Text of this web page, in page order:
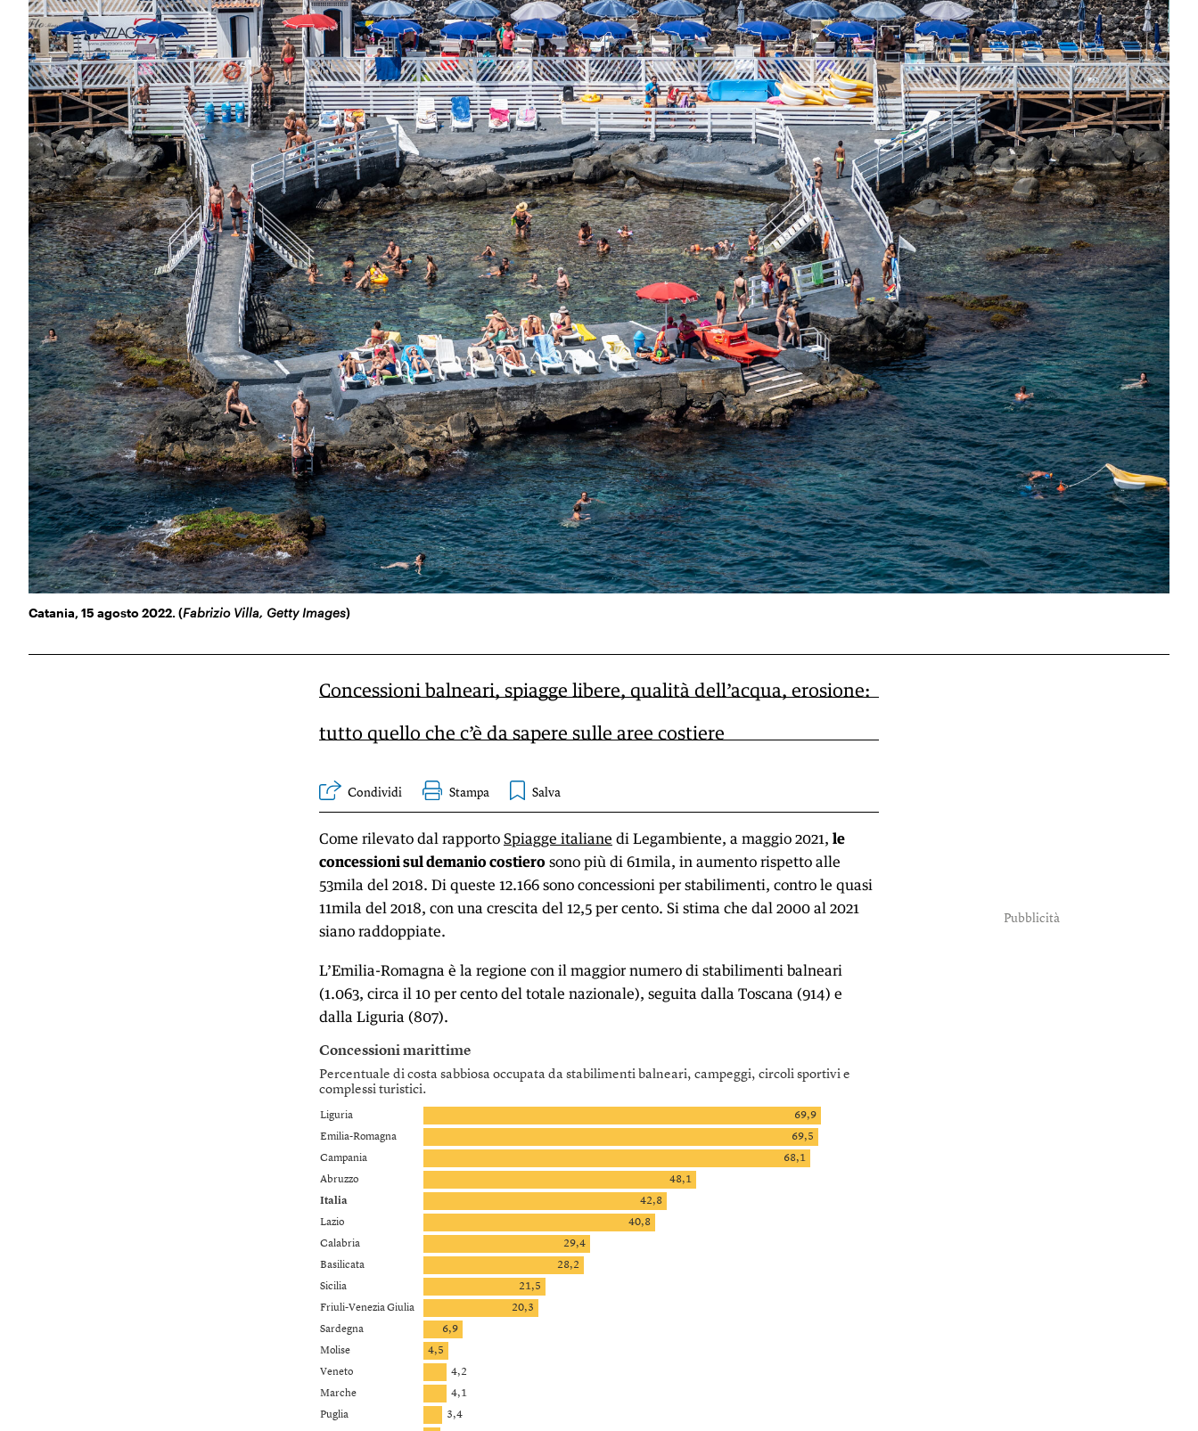
Catania, 15 agosto 2022. (Fabrizio Villa, Getty Images)
Concessioni balneari, spiagge libere, qualità dell’acqua, erosione:
tutto quello che c’è da sapere sulle aree costiere
Condividi Stampa
Come rilevato dal rapporto Spiagge italiane di Legambiente, a maggio 2021, le
concessioni sul demanio costierosono più di 61mila, in aumento rispetto alle
53mila del 2018. Di queste 12.166 sono concessioni per stabilimenti, contro le quasi
11mila del 2018, con una crescita del 12,5 per cento. Si stima che dal 2000 al 2021
siano raddoppiate.
L’Emilia-Romagna è la regione con il maggior numero di stabilimenti balneari
(1.063, circa il 10 per cento del totale nazionale), seguita dalla Toscana (914) e
dalla Liguria (807).
Pubblicità